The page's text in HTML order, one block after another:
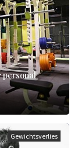
personal
Gewichtsverlies